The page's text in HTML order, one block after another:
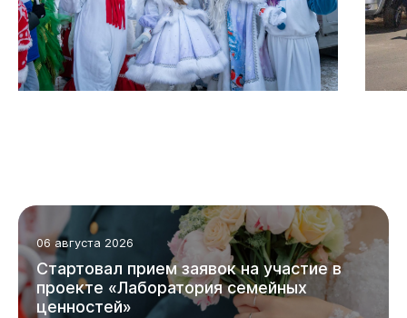
06 августа 2026
Стартовал приемзаявокна участиев
проекте «Лабораториясемейных
ценностей»